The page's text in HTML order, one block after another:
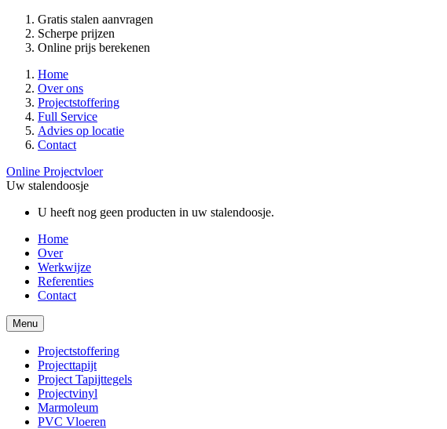
Gratis stalen aanvragen
Scherpe prijzen
Online prijs berekenen
Home
Over ons
Projectstoffering
Full Service
Advies op locatie
Contact
Online Projectvloer
Uw stalendoosje
U heeft nog geen producten in uw stalendoosje.
Home
Over
Werkwijze
Referenties
Contact
Menu
Projectstoffering
Projecttapijt
Project Tapijttegels
Projectvinyl
Marmoleum
PVC Vloeren